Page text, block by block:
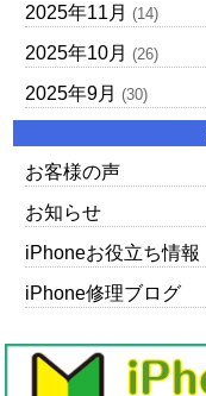
2025年11月 (14)
2025年10月 (26)
2025年9月 (30)
お客様の声
お知らせ
iPhoneお役立ち情報
iPhone修理ブログ